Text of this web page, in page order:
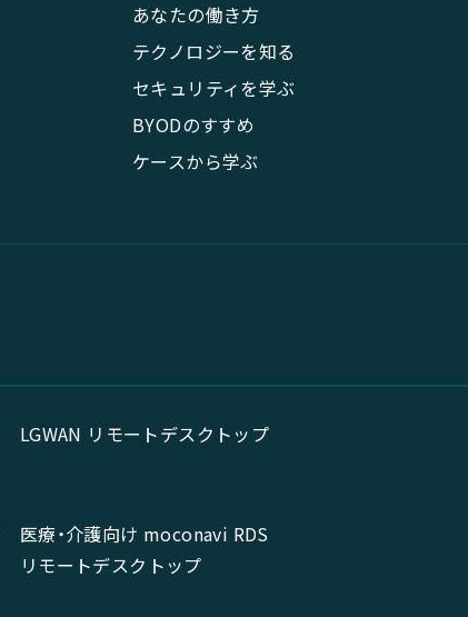
あなたの働き方
テクノロジーを知る
セキュリティを学ぶ
BYODのすすめ
ケースから学ぶ
LGWAN リモートデスクトップ
医療・介護向け moconavi RDS
リモートデスクトップ